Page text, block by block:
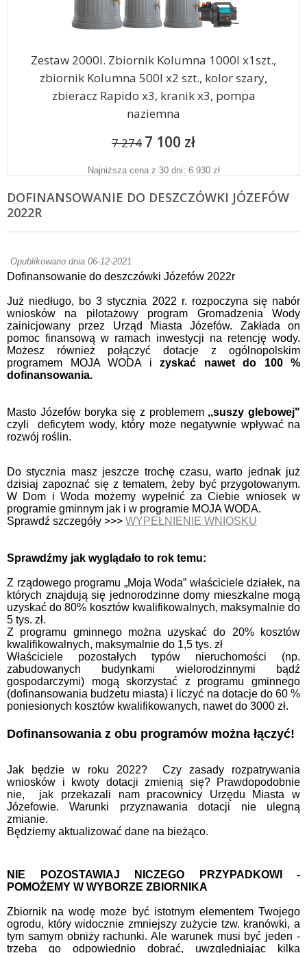
Zestaw 2000l. Zbiornik Kolumna 1000l x1szt.,
zbiornik Kolumna 500l x2 szt., kolor szary,
zbieracz Rapido x3, kranik x3, pompa
naziemna
7 274 7 100 zł
Najniższa cena z 30 dni: 6 930 zł
DOFINANSOWANIE DO DESZCZÓWKI JÓZEFÓW
2022R
Opublikowano dnia 06-12-2021
Dofinansowanie do deszczówki Józefów 2022r
Już niedługo, bo 3 stycznia 2022 r. rozpoczyna się nabór
wniosków na pilotażowy program Gromadzenia Wody
zainicjowany przez Urząd Miasta Józefów. Zakłada on
pomoc finansową w ramach inwestycji na retencję wody.
Możesz również połączyć dotacje z ogólnopolskim
programem MOJA WODA i zyskać nawet do 100 %
dofinansowania.
Masto Józefów boryka się z problemem ,,suszy glebowej"
czyli deficytem wody, który może negatywnie wpływać na
rozwój roślin.
Do stycznia masz jeszcze trochę czasu, warto jednak już
dzisiaj zapoznać się z tematem, żeby być przygotowanym.
W Dom i Woda możemy wypełnić za Ciebie wniosek w
programie gminnym jak i w programie MOJA WODA.
Sprawdź szczegóły >>> WYPEŁNIENIE WNIOSKU
Sprawdźmy jak wyglądało to rok temu:
Z rządowego programu „Moja Woda” właściciele działek, na
których znajdują się jednorodzinne domy mieszkalne mogą
uzyskać do 80% kosztów kwalifikowalnych, maksymalnie do
5 tys. zł.
Z programu gminnego można uzyskać do 20% kosztów
kwalifikowalnych, maksymalnie do 1,5 tys. zł
Właściciele pozostałych typów nieruchomości (np.
zabudowanych budynkami wielorodzinnymi bądź
gospodarczymi) mogą skorzystać z programu gminnego
(dofinansowania budżetu miasta) i liczyć na dotacje do 60 %
poniesionych kosztów kwalifikowanych, nawet do 3000 zł.
Dofinansowania z obu programów można łączyć!
Jak będzie w roku 2022? Czy zasady rozpatrywania
wniosków i kwoty dotacji zmienią się? Prawdopodobnie
nie, jak przekazali nam pracownicy Urzędu Miasta w
Józefowie. Warunki przyznawania dotacji nie ulegną
zmianie.
Będziemy aktualizować dane na bieżąco.
NIE POZOSTAWIAJ NICZEGO PRZYPADKOWI -
POMOŻEMY W WYBORZE ZBIORNIKA
Zbiornik na wodę może być istotnym elementem Twojego
ogrodu, który widocznie zmniejszy zużycie tzw. kranówki, a
tym samym obniży rachunki. Ale warunek musi być jeden -
trzeba go odpowiednio dobrać, uwzględniając kilka